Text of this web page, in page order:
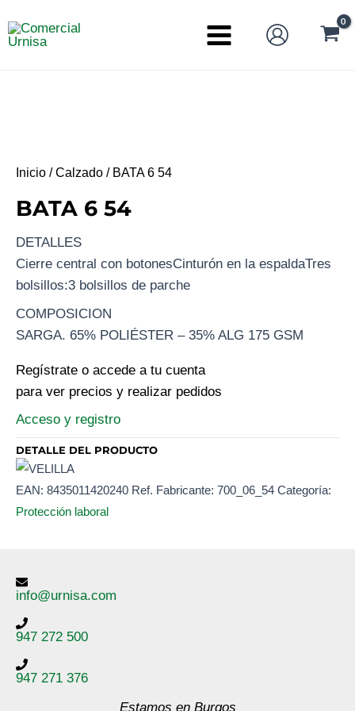
al
Main
Inicio /Calzado / BATA 6 54
BATA 6 54
DETALLES
Cierre central con botonesCinturón en la espaldaTres
bolsillos:3 bolsillos de parche
COMPOSICION
SARGA. 65% POLIÉSTER – 35% ALG 175 GSM
Regístrate o accede a tu cuenta
para ver precios y realizar pedidos
Acceso y registro
DETALLE DEL PRODUCTO
EAN: 8435011420240 Ref. Fabricante: 700_06_54 Categoría:
Protección laboral
info@urnisa.com
947 272 500
947 271 376
Estamos en Burgos